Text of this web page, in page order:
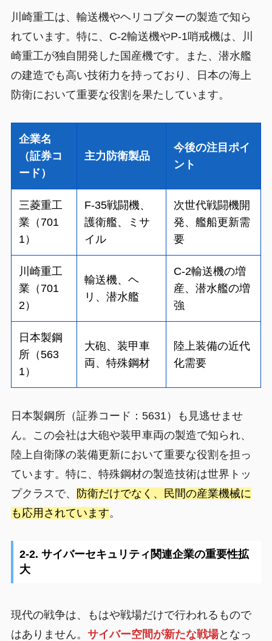
川崎重工は、輸送機やヘリコプターの製造で知ら
れています。特に、C-2輸送機やP-1哨戒機は、川
崎重工が独自開発した国産機です。また、潜水艦
の建造でも高い技術力を持っており、日本の海上
防衛において重要な役割を果たしています。
企業名
（証券コ
ード）
主力防衛製品
今後の注目ポイ
ント
三菱重工
業（701
1）
F-35戦闘機、
護衛艦、ミサ
イル
次世代戦闘機開
発、艦船更新需
要
川崎重工
業（701
2）
輸送機、ヘ
リ、潜水艦
C-2輸送機の増
産、潜水艦の増
強
日本製鋼
所（563
1）
大砲、装甲車
両、特殊鋼材
陸上装備の近代
化需要
日本製鋼所（証券コード：5631）も見逃せませ
ん。この会社は大砲や装甲車両の製造で知られ、
陸上自衛隊の装備更新において重要な役割を担っ
ています。特に、特殊鋼材の製造技術は世界トッ
プクラスで、
防衛だけでなく、民間の産業機械に
も応用されています。
2-2. サイバーセキュリティ関連企業の重要性拡
大
現代の戦争は、もはや戦場だけで行われるもので
はありません。 サイバー空間が新たな戦場となっ